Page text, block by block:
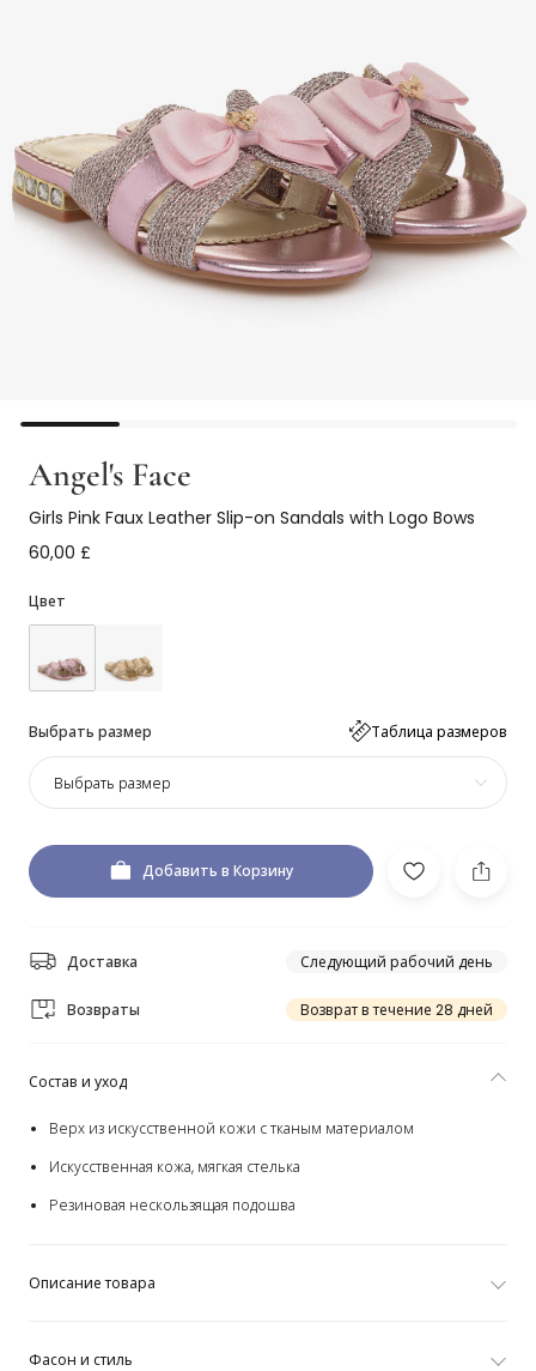
Angel's Face
Girls Pink Faux Leather Slip-on Sandals with Logo Bows
60,00 £
Цвет
Выбрать размер Таблица размеров
Выбрать размер
Добавить в Корзину
Доставка Следующий рабочий день
Возвраты Возврат в течение 28 дней
Состав и уход
Верх из искусственной кожи с тканым материалом
Искусственная кожа, мягкая стелька
Резиновая нескользящая подошва
Описание товара
Фасон и стиль